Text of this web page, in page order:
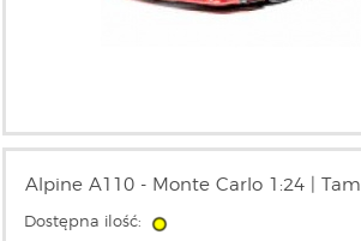
Alpine A110 - Monte Carlo 1:24 |
Dostępna ilość: